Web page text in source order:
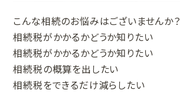
こんな相続のお悩みはございませんか？
相続税がかかるかどうか知りたい
相続税がかかるかどうか知りたい
相続税の概算を出したい
相続税をできるだけ減らしたい